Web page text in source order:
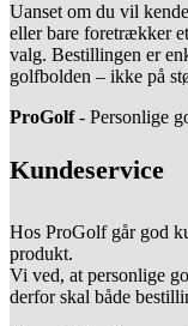
Uanset om du vil
eller bare foretrækker
valg. Bestillingen er
golfbolden – ikke på
ProGolf- Personlige
Kundeservice
Hos ProGolf går god
produkt.
Vi ved, at personlige
derfor skal både